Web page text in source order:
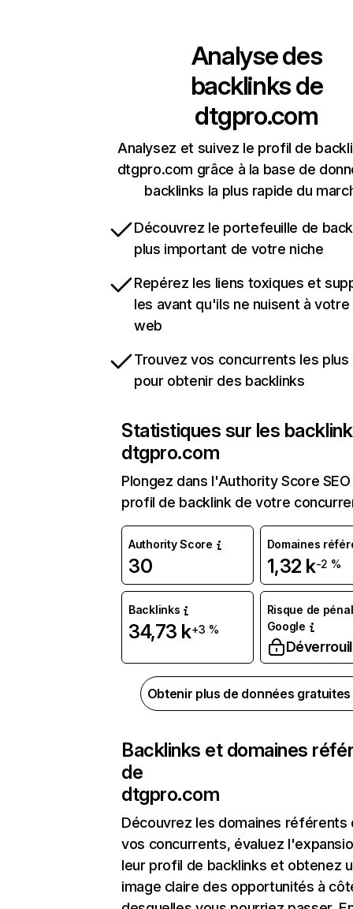
Analyse des
backlinks de
dtgpro.com
Analysez et suivez le profil de
dtgpro.com grâce à la base de
backlinks la plus rapide du
Découvrez le portefeuille de
plus important de votre niche
Repérez les liens toxiques et
les avant qu'ils ne nuisent à
web
Trouvez vos concurrents les
pour obtenir des backlinks
Statistiques sur les
dtgpro.com
Plongez dans l'Authority Score
profil de backlink de votre
Authority Score
30
Domaines
1,32 k-2 %
Backlinks
34,73 k+3 %
Risque de
Google
Obtenir plus de données
Backlinks et domaines
de
dtgpro.com
Découvrez les domaines référents
vos concurrents, évaluez
leur profil de backlinks et obtenez
image claire des opportunités à